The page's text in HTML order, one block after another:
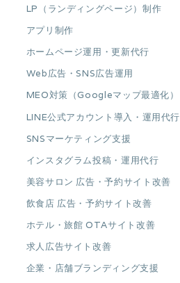
LP（ランディングページ）制作
アプリ制作
ホームページ運用・更新代行
Web広告・SNS広告運用
MEO対策（Googleマップ最適化）
LINE公式アカウント導入・運用代行
SNSマーケティング支援
インスタグラム投稿・運用代行
美容サロン 広告・予約サイト改善
飲食店 広告・予約サイト改善
ホテル・旅館 OTAサイト改善
求人広告サイト改善
企業・店舗ブランディング支援